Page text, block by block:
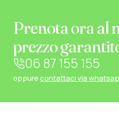
Prenota ora al
prezzo
06 87 155 155
oppurecontattaci via